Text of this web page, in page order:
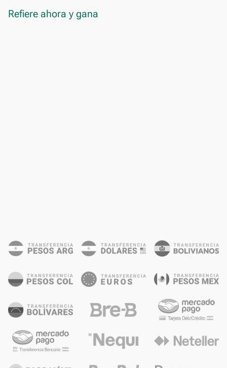
Refiere ahora y gana